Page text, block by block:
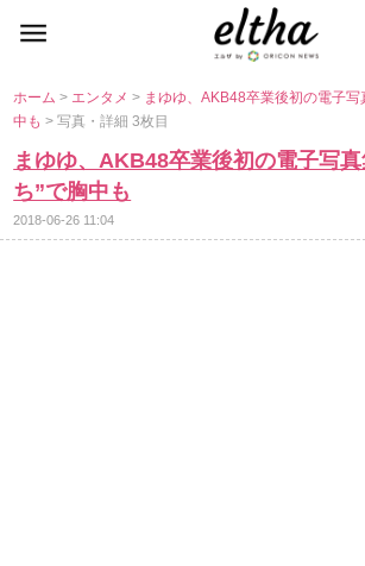
ホーム> エンタメ> まゆゆ、AKB48卒業後初の電子
中も> 写真・詳細 3枚目
まゆゆ、AKB48卒業後初の電子写
ち”で胸中も
2018-06-26 11:04